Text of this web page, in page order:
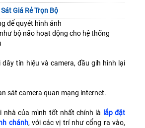
Giá Rẻ Trọn Bộ
để quyét hình ảnh
bộ não hoạt động cho hệ thống
tín hiệu và camera, đầu gih hình lại
sát camera quan mạng internet.
nhà của mình tốt nhất chính là lắp đặt
chánh, với các vị trí như cổng ra vào,